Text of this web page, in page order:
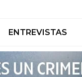
ENTREVISTAS